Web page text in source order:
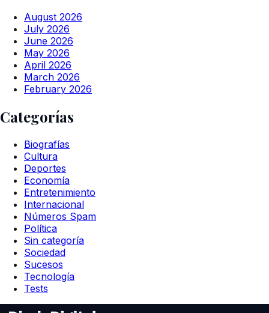
August 2026
July 2026
June 2026
May 2026
April 2026
March 2026
February 2026
Categorías
Biografías
Cultura
Deportes
Economía
Entretenimiento
Internacional
Números Spam
Política
Sin categoría
Sociedad
Sucesos
Tecnología
Tests